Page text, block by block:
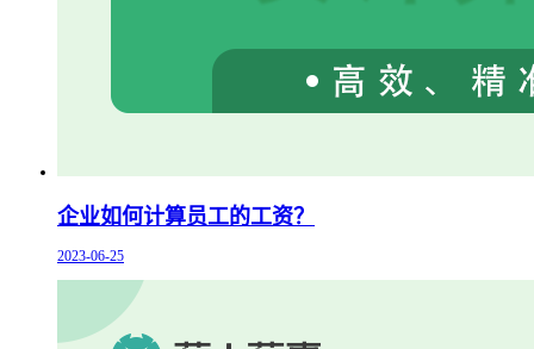
企业如何计算员工的工资？
2023-06-25